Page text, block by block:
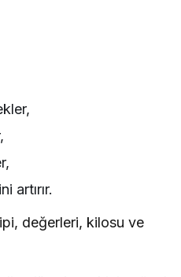
artırır.
değerleri, kilosu ve